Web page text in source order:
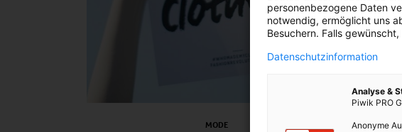
MODE
personenbezogene Daten
notwendig, ermöglicht uns
Besuchern. Falls
Datenschutzinformation
Analyse &
Piwik PRO
Anonyme